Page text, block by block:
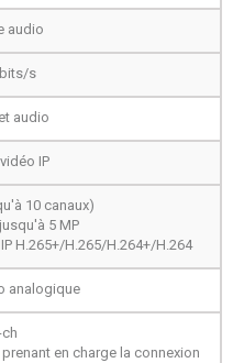
audio
s
audio
IP
10 canaux)
5 MP
H.265+/H.265/H.264+/H.264
analogique
ch
en charge la connexion